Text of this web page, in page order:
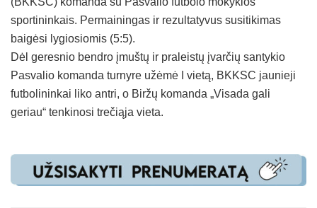
sportininkais. Permainingas ir rezultatyvus susitikimas
baigėsi lygiosiomis (5:5).
Dėl geresnio bendro įmuštų ir praleistų įvarčių santykio
Pasvalio komanda turnyre užėmė I vietą, BKKSC jaunieji
futbolininkai liko antri, o Biržų komanda „Visada gali
geriau“ tenkinosi trečiąja vieta.